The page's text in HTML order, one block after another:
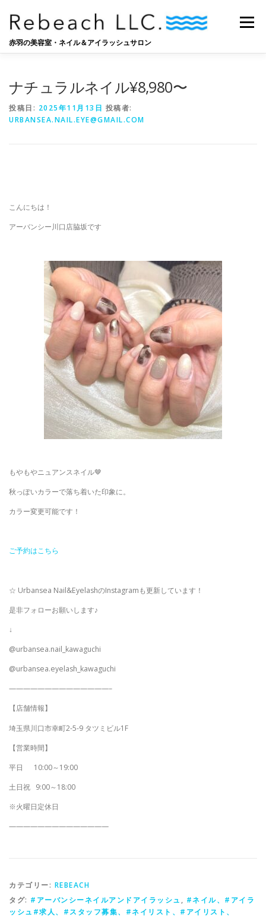
ツ
赤羽の美容室・ネイル＆アイラッシュサロン
メニュー
ナチュラルネイル¥8,980〜
投稿日: 2025年11月13日 投稿者:
URBANSEA.NAIL.EYE@GMAIL.COM
こんにちは！
アーバンシー川口店脇坂です
もやもやニュアンスネイル🤎
秋っぽいカラーで落ち着いた印象に。
カラー変更可能です！
ご予約はこちら
☆ Urbansea Nail&EyelashのInstagramも更新しています！
是非フォローお願いします♪
↓
@urbansea.nail_kawaguchi
@urbansea.eyelash_kawaguchi
——————————————–
【店舗情報】
埼玉県川口市幸町2-5-9 タツミビル1F
【営業時間】
平日
10:00～19:00
土日祝 9:00～18:00
※火曜日定休日
——————————————
カテゴリー: REBEACH
タグ: #アーバンシーネイルアンドアイラッシュ , #ネイル、#アイラ
ッシュ#求人、#スタッフ募集、#ネイリスト、#アイリスト、